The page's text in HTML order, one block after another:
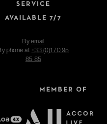
SERVICE
AVAILABLE 7/7
Byemail
phone at+33 (0)1 70 95
85 85
MEMBER OF